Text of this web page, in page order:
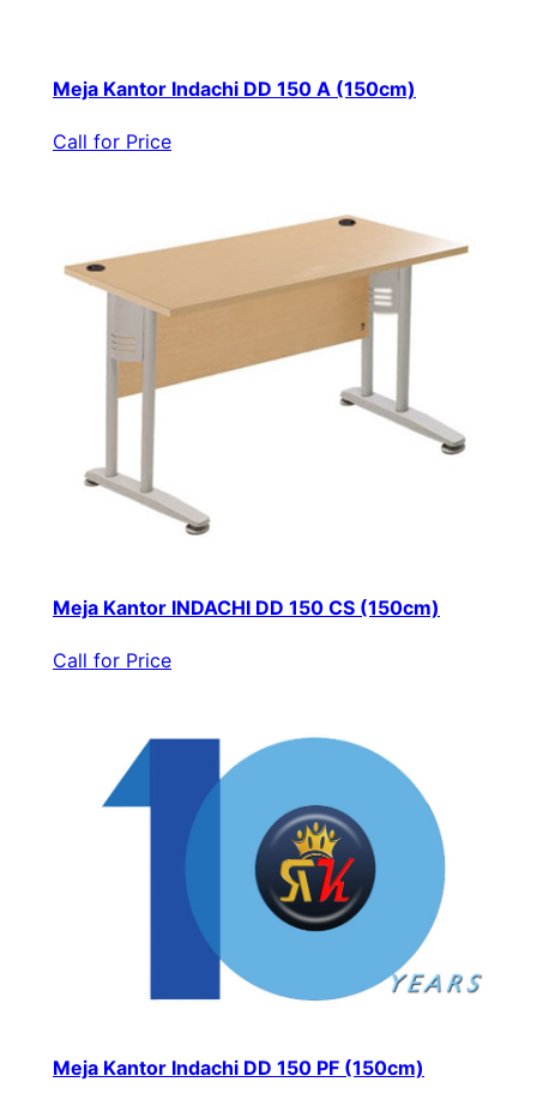
Meja Kantor Indachi DD 150 A (150cm)
Call for Price
Meja Kantor INDACHI DD 150 CS (150cm)
Call for Price
Meja Kantor Indachi DD 150 PF (150cm)